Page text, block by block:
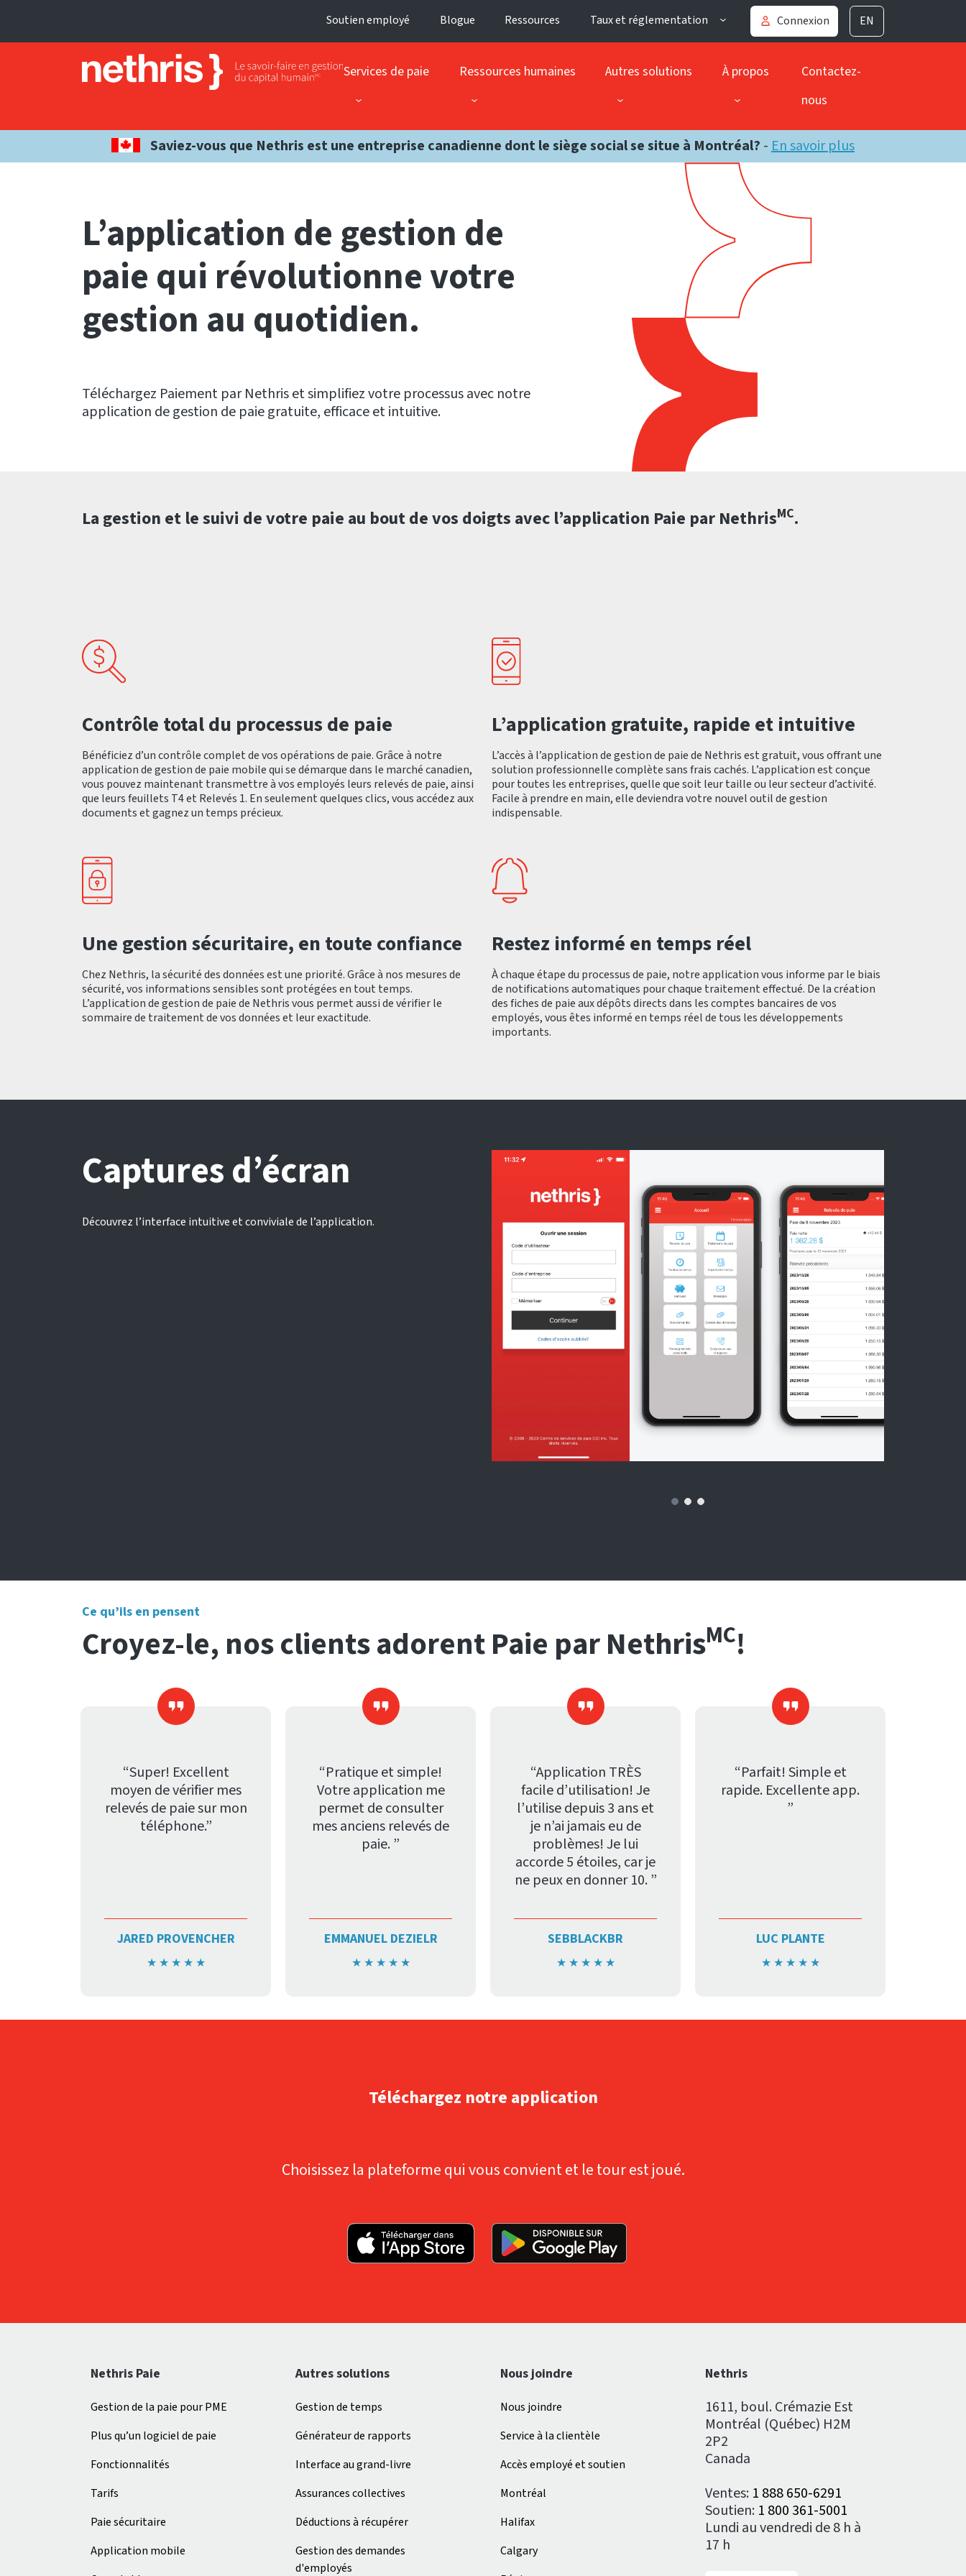
Soutien employé Blogue Ressources Taux et réglementation Connexion EN
Services de paie Ressources humaines Autres solutions À propos
Contactez-
nous
Saviez-vous que Nethris est une entreprise canadienne dont le siège social se situe à Montréal? -En savoir plus
L’application de gestion de
paie qui révolutionne votre
gestion au quotidien.
Téléchargez Paiement par Nethris et simplifiez votre processus avec notre
application de gestion de paie gratuite, efficace et intuitive.
La gestion et le suivi de votre paie au bout de vos doigts avec l’application Paie par NethrisMC.
Contrôle total du processus de paie
Bénéficiez d’un contrôle complet de vos opérations de paie. Grâce à notre
application de gestion de paie mobile qui se démarque dans le marché canadien,
vous pouvez maintenant transmettre à vos employés leurs relevés de paie, ainsi
que leurs feuillets T4 et Relevés 1. En seulement quelques clics, vous accédez aux
documents et gagnez un temps précieux.
L’application gratuite, rapide et intuitive
L’accès à l’application de gestion de paie de Nethris est gratuit, vous offrant une
solution professionnelle complète sans frais cachés. L’application est conçue
pour toutes les entreprises, quelle que soit leur taille ou leur secteur d’activité.
Facile à prendre en main, elle deviendra votre nouvel outil de gestion
indispensable.
Une gestion sécuritaire, en toute confiance
Chez Nethris, la sécurité des données est une priorité. Grâce à nos mesures de
sécurité, vos informations sensibles sont protégées en tout temps.
L’application de gestion de paie de Nethris vous permet aussi de vérifier le
sommaire de traitement de vos données et leur exactitude.
Restez informé en temps réel
À chaque étape du processus de paie, notre application vous informe par le biais
de notifications automatiques pour chaque traitement effectué. De la création
des fiches de paie aux dépôts directs dans les comptes bancaires de vos
employés, vous êtes informé en temps réel de tous les développements
importants.
Captures d’écran
Découvrez l’interface intuitive et conviviale de l’application.
Ce qu’ils en pensent
Croyez-le, nos clients adorent Paie par NethrisMC!
“Super! Excellent
moyen de vérifier mes
relevés de paie sur mon
téléphone.”
JARED PROVENCHER
★ ★ ★ ★ ★
“Pratique et simple!
Votre application me
permet de consulter
mes anciens relevés de
paie. ”
EMMANUEL DEZIELR
★ ★ ★ ★ ★
“Application TRÈS
facile d’utilisation! Je
l’utilise depuis 3 ans et
je n’ai jamais eu de
problèmes! Je lui
accorde 5 étoiles, car je
ne peux en donner 10. ”
SEBBLACKBR
★ ★ ★ ★ ★
“Parfait! Simple et
rapide. Excellente app.
”
LUC PLANTE
★ ★ ★ ★ ★
Téléchargez notre application
Choisissez la plateforme qui vous convient et le tour est joué.
Nethris
1611, boul. Crémazie Est
Montréal (Québec) H2M
2P2
Canada
Ventes: 1 888 650-6291
Soutien: 1 800 361-5001
Lundi au vendredi de 8 h à
17 h
Nethris Paie
Gestion de la paie pour PME
Plus qu’un logiciel de paie
Fonctionnalités
Tarifs
Paie sécuritaire
Application mobile
Autres solutions
Gestion de temps
Générateur de rapports
Interface au grand-livre
Assurances collectives
Déductions à récupérer
Gestion des demandes
d'employés
Nous joindre
Nous joindre
Service à la clientèle
Accès employé et soutien
Montréal
Halifax
Calgary